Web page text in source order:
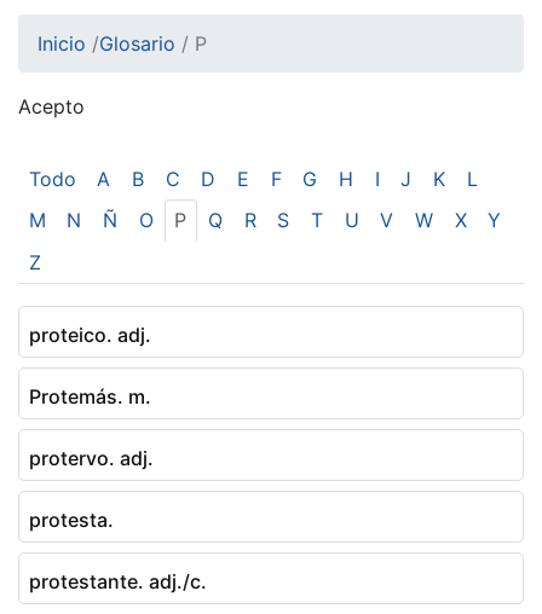
Inicio /Glosario / P
Acepto
Todo A B C D E F G H I J K
L
M
N Ñ O P Q R S T U V W X
Y
Z
proteico. adj.
Protemás. m.
protervo. adj.
protesta.
protestante. adj./c.